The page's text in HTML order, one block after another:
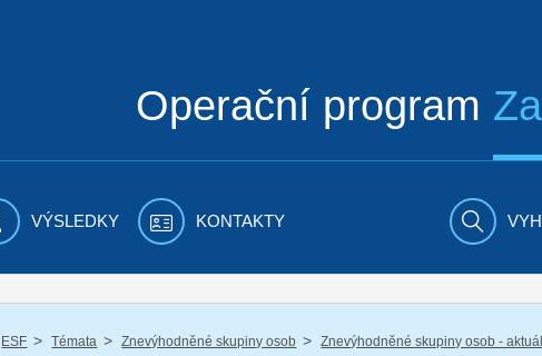
Operační program
VÝSLEDKY KONTAKTY
ESF / Témata / Znevýhodněné skupiny osob / Znevýhodněné skupiny osob -